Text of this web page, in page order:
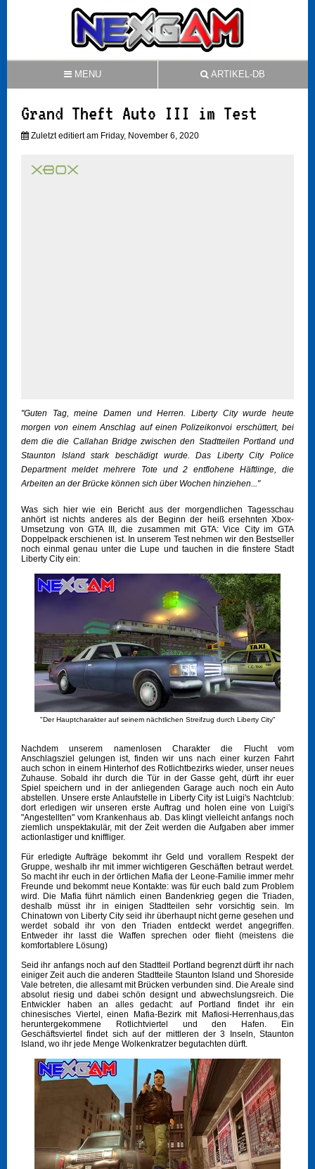
MENU ARTIKEL-DB
Grand Theft Auto III im Test
Zuletzt editiert am Friday, November 6, 2020
"Guten Tag, meine Damen und Herren. Liberty City wurde heute
morgen von einem Anschlag auf einen Polizeikonvoi erschüttert, bei
dem die die Callahan Bridge zwischen den Stadtteilen Portland und
Staunton Island stark beschädigt wurde. Das Liberty City Police
Department meldet mehrere Tote und 2 entflohene Häftlinge, die
Arbeiten an der Brücke können sich über Wochen hinziehen..."
Was sich hier wie ein Bericht aus der morgendlichen Tagesschau
anhört ist nichts anderes als der Beginn der heiß ersehnten Xbox-
Umsetzung von GTA III, die zusammen mit GTA: Vice City im GTA
Doppelpack erschienen ist. In unserem Test nehmen wir den Bestseller
noch einmal genau unter die Lupe und tauchen in die finstere Stadt
Liberty City ein:
"Der Hauptcharakter auf seinem nächtlichen Streifzug durch Liberty City"
Nachdem unserem namenlosen Charakter die Flucht vom
Anschlagsziel gelungen ist, finden wir uns nach einer kurzen Fahrt
auch schon in einem Hinterhof des Rotlichtbezirks wieder, unser neues
Zuhause. Sobald ihr durch die Tür in der Gasse geht, dürft ihr euer
Spiel speichern und in der anliegenden Garage auch noch ein Auto
abstellen. Unsere erste Anlaufstelle in Liberty City ist Luigi's Nachtclub:
dort erledigen wir unseren erste Auftrag und holen eine von Luigi's
"Angestellten" vom Krankenhaus ab. Das klingt vielleicht anfangs noch
ziemlich unspektakulär, mit der Zeit werden die Aufgaben aber immer
actionlastiger und kniffliger.
Für erledigte Aufträge bekommt ihr Geld und vorallem Respekt der
Gruppe, weshalb ihr mit immer wichtigeren Geschäften betraut werdet.
So macht ihr euch in der örtlichen Mafia der Leone-Familie immer mehr
Freunde und bekommt neue Kontakte: was für euch bald zum Problem
wird. Die Mafia führt nämlich einen Bandenkrieg gegen die Triaden,
deshalb müsst ihr in einigen Stadtteilen sehr vorsichtig sein. Im
Chinatown von Liberty City seid ihr überhaupt nicht gerne gesehen und
werdet sobald ihr von den Triaden entdeckt werdet angegriffen.
Entweder ihr lasst die Waffen sprechen oder flieht (meistens die
komfortablere Lösung)
Seid ihr anfangs noch auf den Stadtteil Portland begrenzt dürft ihr nach
einiger Zeit auch die anderen Stadtteile Staunton Island und Shoreside
Vale betreten, die allesamt mit Brücken verbunden sind. Die Areale sind
absolut riesig und dabei schön designt und abwechslungsreich. Die
Entwickler haben an alles gedacht: auf Portland findet ihr ein
chinesisches Viertel, einen Mafia-Bezirk mit Mafiosi-Herrenhaus,das
heruntergekommene Rotlichtviertel und den Hafen. Ein
Geschäftsviertel findet sich auf der mittleren der 3 Inseln, Staunton
Island, wo ihr jede Menge Wolkenkratzer begutachten dürft.